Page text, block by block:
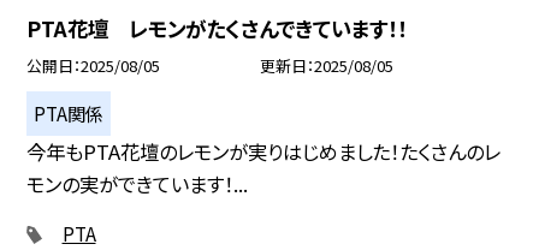
PTA花壇 レモンがたくさんできています！！
公開日 2025/08/05 更新日 2025/08/05
PTA関係
今年もPTA花壇のレモンが実りはじめました！たくさんのレ
モンの実ができています！...
PTA